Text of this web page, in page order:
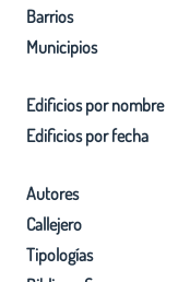
Barrios
Municipios
Edificios por nombre
Edificios por fecha
Autores
Callejero
Tipologías